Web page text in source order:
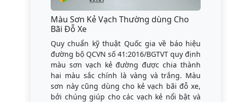
Màu Sơn Kẻ Vạch Thường dùng Cho
Bãi Đỗ Xe
Quy chuẩn kỹ thuật Quốc gia về báo hiệu
đường bộ QCVN số 41:2016/BGTVT quy định
màu sơn vạch kẻ đường được chia thành
hai màu sắc chính là vàng và trắng. Màu
sơn này cũng dùng cho kẻ vạch bãi đỗ xe,
bởi chúng giúp cho các vạch kẻ nổi bật và